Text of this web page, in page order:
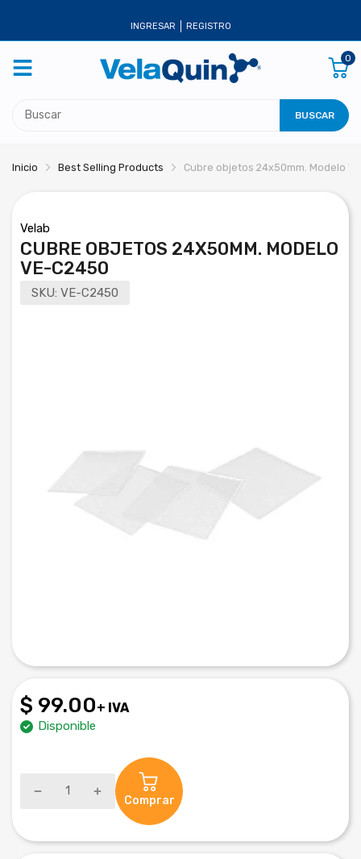
INGRESAR REGISTRO
0
BUSCAR
Inicio Best Selling Products Cubre objetos 24x50mm. Modelo
Velab
CUBRE OBJETOS 24X50MM. MODELO
VE-C2450
SKU: VE-C2450
$ 99.00+ IVA
Disponible
Comprar